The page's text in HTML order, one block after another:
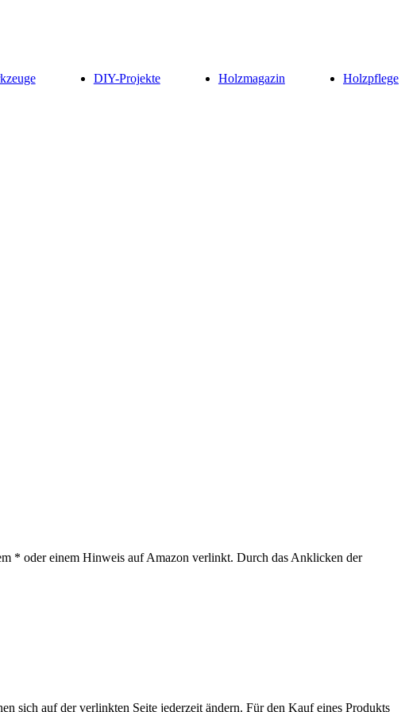
DIY-Projekte Holzmagazin
Holzpflege
* oder einem Hinweis auf Amazon verlinkt. Durch das Anklicken der
sich auf der verlinkten Seite jederzeit ändern. Für den Kauf eines Produkts